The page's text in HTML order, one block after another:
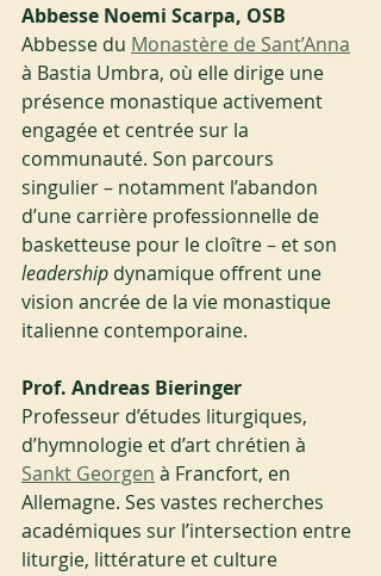
Abbesse Noemi Scarpa, OSB
Abbesse du Monastère de Sant’Anna
à Bastia Umbra, où elle dirige une
présence monastique activement
engagée et centrée sur la
communauté. Son parcours
singulier – notamment l’abandon
d’une carrière professionnelle de
basketteuse pour le cloître – et son
leadership dynamique offrent une
vision ancrée de la vie monastique
italienne contemporaine.
Prof. Andreas Bieringer
Professeur d’études liturgiques,
d’hymnologie et d’art chrétien à
Sankt Georgen à Francfort, en
Allemagne. Ses vastes recherches
académiques sur l’intersection entre
liturgie, littérature et culture